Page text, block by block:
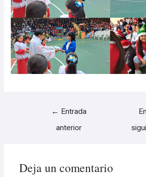
← Entrada
anterior
Deja un comentario